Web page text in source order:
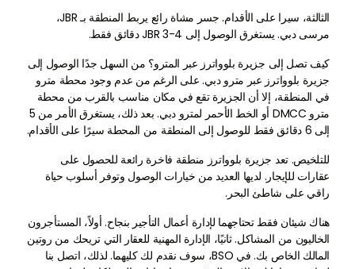
الثالثة، سيرا على الأقدام. جسر مشاة رائع يربط المنطقة بـ JBR،
مرسى دبي. يستغرق الوصول إلى JBR 3-4 دقائق فقط.
كيف تصل إلى جزيرة بلوواترز عبر المترو؟ من السهل جدًا الوصول إلى
جزيرة بلوواترز عبر مترو دبي. على الرغم من عدم وجود محطة مترو
في المنطقة، إلا أن الجزيرة تقع في مكان مناسب بالقرب من محطة
مترو DMCC أو الخط الأحمر لمترو دبي. بعد ذلك، يستغرق الأمر من 5
إلى 6 دقائق فقط للوصول إلى المنطقة من المحطة سيرًا على الأقدام.
للتلخيص. تعد جزيرة بلوواترز منطقة فاخرة رائعة للحصول على
عقارات للإيجار. لديها العديد من خيارات الوصول وتوفر أسلوب حياة
راقي على شاطئ البحر.
هناك شيئان فقط تحتاجهما لإدارة أعمال التأجير بنجاح. أولاً، المستأجرون
الخاليون من المشاكل. ثانيًا، الإدارة المهنية للعقار التي تريحك من روتين
المالك الخاص بك. في BSO، سوف نقدم لك كليهما. لذلك، اتصل بنا